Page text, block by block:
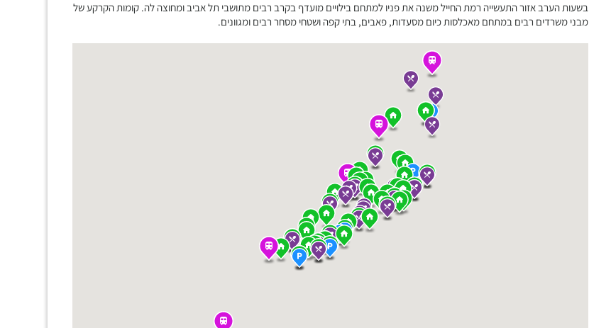
בשעות הערב אזור התעשייה רמת החייל משנה את פניו למתחם בילויים מועדף בקרב רבים מתושבי תל אביב ומחוצה לה. קומות הקרקע של
מבני משרדים רבים במתחם מאכלסות כיום מסעדות, פאבים, בתי קפה ושטחי מסחר רבים ומגוונים.